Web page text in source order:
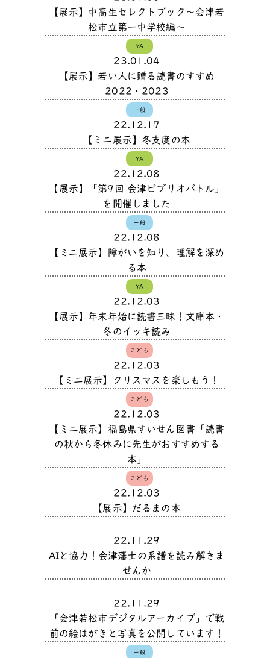
【展示】中高生セレクトブック～会津若
松市立第一中学校編～
YA
23.01.04
【展示】若い人に贈る読書のすすめ
2022・2023
一般
22.12.17
【ミニ展示】冬支度の本
YA
22.12.08
【展示】「第9回 会津ビブリオバトル」
を開催しました
一般
22.12.08
【ミニ展示】障がいを知り、理解を深め
る本
YA
22.12.03
【展示】年末年始に読書三昧！文庫本・
冬のイッキ読み
こども
22.12.03
【ミニ展示】クリスマスを楽しもう！
こども
22.12.03
【ミニ展示】福島県すいせん図書「読書
の秋から冬休みに先生がおすすめする
本」
こども
22.12.03
【展示】だるまの本
22.11.29
AIと協力！会津藩士の系譜を読み解きま
せんか
22.11.29
「会津若松市デジタルアーカイブ」で戦
前の絵はがきと写真を公開しています！
一般